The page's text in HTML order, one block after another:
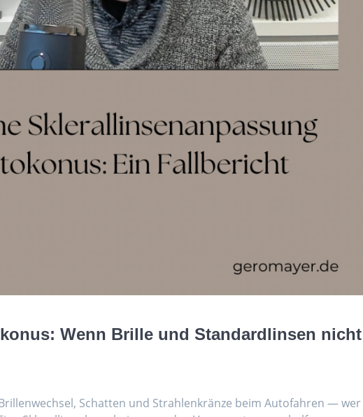
Wenn Brille und Standardlinsen nicht
Schatten und Strahlenkränze beim Autofahren — wer